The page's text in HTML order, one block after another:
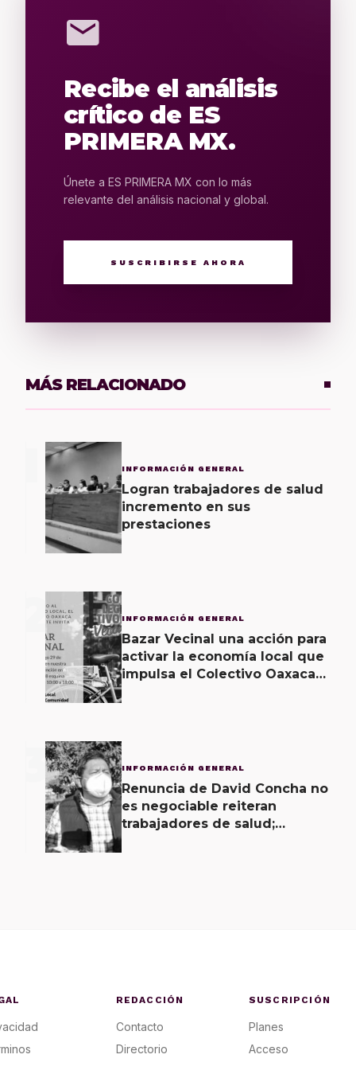
mail
Recibe el análisis
crítico de ES
PRIMERA MX.
Únete a ES PRIMERA MX con lo más
relevante del análisis nacional y global.
SUSCRIBIRSE AHORA
MÁS RELACIONADO
INFORMACIÓN GENERAL
Logran trabajadores de salud
incremento en sus
prestaciones
2 INFORMACIÓN GENERAL
Bazar Vecinal una acción para
activar la economía local que
impulsa el Colectivo Oaxaca
3 INFORMACIÓN GENERAL
Renuncia de David Concha no
es negociable reiteran
trabajadores de salud;
REDACCIÓN
Contacto
Directorio
SUSCRIPCIÓN
Planes
Acceso